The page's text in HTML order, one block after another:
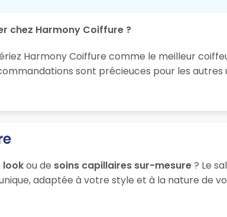
chez Harmony Coiffure ?
Harmony Coiffure comme le meilleur
sont précieuces pour les
lookou de soins capillaires sur-mesure? Le
adaptée à votre style et à la nature de